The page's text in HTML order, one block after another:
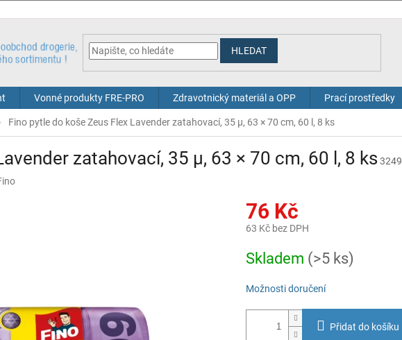
HLEDAT
Vonné produkty FRE-PRO Zdravotnický materiál a OPP Prací prostředky
Fino pytle do koše Zeus Flex Lavender zatahovací, 35 µ, 63 × 70 cm, 60 l, 8 ks
zatahovací, 35 µ, 63 × 70 cm, 60 l, 8 ks 3249
76 Kč
63 Kč bez DPH
cena:
Skladem (>5 ks)
Možnosti doručení
Přidat do košíku